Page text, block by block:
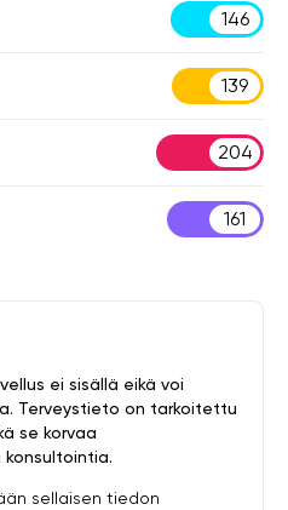
146
139
204
161
ei sisällä eikä voi
Terveystieto on tarkoitettu
se korvaa
sellaisen tiedon